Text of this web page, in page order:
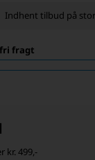
Indhent tilbud på
fragt
kr. 499,-